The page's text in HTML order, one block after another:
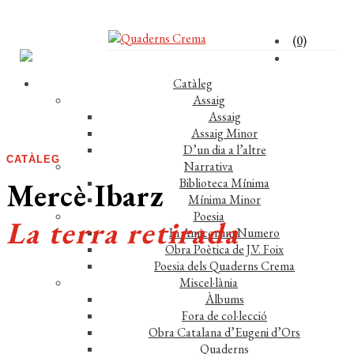
(0)
Catàleg
Assaig
Assaig
Assaig Minor
D’un dia a l’altre
Narrativa
Biblioteca Mínima
Mínima Minor
Poesia
In Amicorum Numero
Obra Poètica de J.V. Foix
Poesia dels Quaderns Crema
Miscel·lània
Àlbums
Fora de col·lecció
Obra Catalana d’Eugeni d’Ors
Quaderns
CATÀLEG
Mercè Ibarz
La terra retirada
Comprar el llibre 8,50 €